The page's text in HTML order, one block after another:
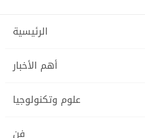
الرئيسية
أهم الأخبار
علوم وتكنولوجيا
فن